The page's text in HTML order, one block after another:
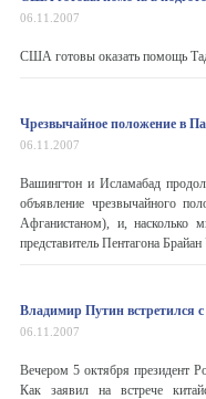
06.11.2007
США готовы оказать помощь
Чрезвычайное положение в
06.11.2007
Вашингтон и Исламабад
объявление чрезвычайного
Афганистаном), и, насколько
представитель Пентагона
Владимир Путин встретился
06.11.2007
Вечером 5 октября президент
Как заявил на встрече